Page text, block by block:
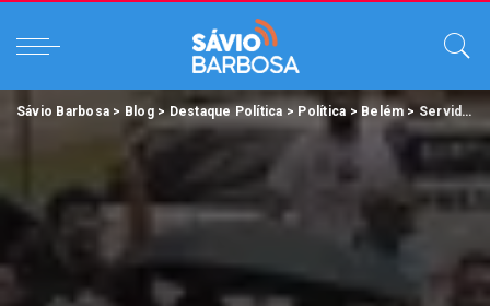
Sávio Barbosa > Blog> Destaque Política > Política > Belém > Servidores municipais suspendem greve após derrotar reajuste zero da Prefeitura de Belém.